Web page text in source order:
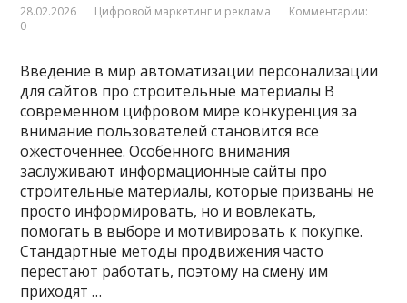
28.02.2026 Цифровой маркетинг и реклама
Комментарии:
0
Введение в мир автоматизации персонализации
для сайтов про строительные материалы В
современном цифровом мире конкуренция за
внимание пользователей становится все
ожесточеннее. Особенного внимания
заслуживают информационные сайты про
строительные материалы, которые призваны не
просто информировать, но и вовлекать,
помогать в выборе и мотивировать к покупке.
Стандартные методы продвижения часто
перестают работать, поэтому на смену им
приходят …